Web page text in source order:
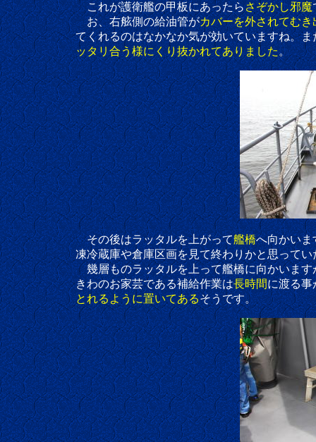
これが護衛艦の甲板にあったらさぞかし邪魔
お、右舷側の給油管がカバーを外されてむき
てくれるのはなかなか気が効いていますね。また給
ッタリ合う様にくり抜かれてありました。
その後はラッタルを上がって艦橋へ向かいま
凍冷蔵庫や倉庫区画を見て終わりかと思ってい
幾層ものラッタルを上って艦橋に向かいますが
きわのお家芸である補給作業は長時間に渡る事
とれるように置いてあるそうです。